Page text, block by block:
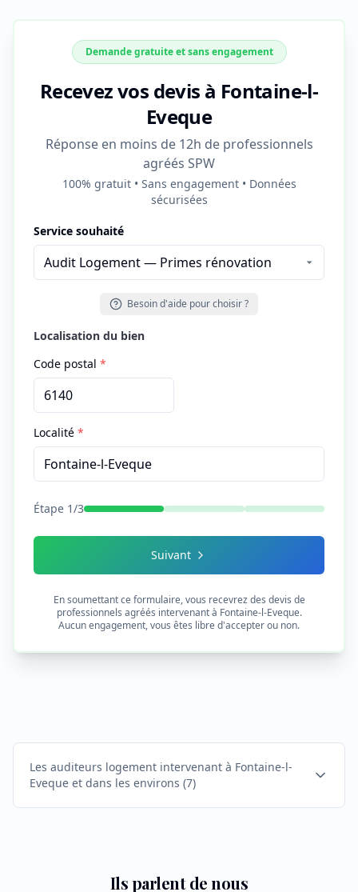
Demande gratuite et sans engagement
Recevez vos devis à Fontaine-l-
Eveque
Réponse en moins de 12h de professionnels
agréés SPW
100% gratuit • Sans engagement • Données
sécurisées
Service souhaité
Besoin d'aide pour choisir ?
Localisation du bien
Code postal *
Localité *
Étape 1/3
Suivant
En soumettant ce formulaire, vous recevrez des devis de
professionnels agréés intervenant à Fontaine-l-Eveque.
Aucun engagement, vous êtes libre d'accepter ou non.
Les auditeurs logement intervenant à Fontaine-l-
Eveque et dans les environs (7)
Ils parlent de nous